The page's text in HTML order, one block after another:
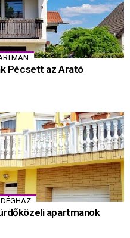
Pécsett az Arató
apartmanok